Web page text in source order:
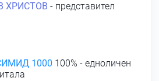
ХРИСТОВ - представител
1000 100% - едноличен